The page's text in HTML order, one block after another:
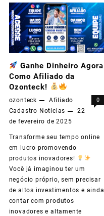
com
a
Ozonteck
e
Alto!
Ganhe Dinheiro Agora
Como Afiliado da
Ozonteck!
ozonteck
Afiliado
Cadastro Notícias
22
de fevereiro de 2025
0
Transforme seu tempo online
em lucro promovendo
produtos inovadores!
Você já imaginou ter um
negócio próprio, sem precisar
de altos investimentos e ainda
contar com produtos
inovadores e altamente